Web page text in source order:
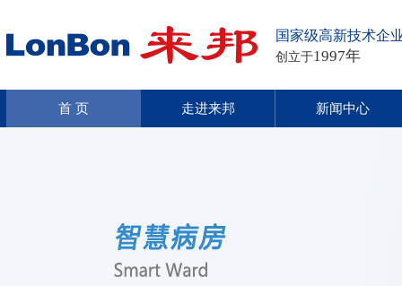
国家级高新技术企
创立于1997年
首 页 走进来邦 新闻中心